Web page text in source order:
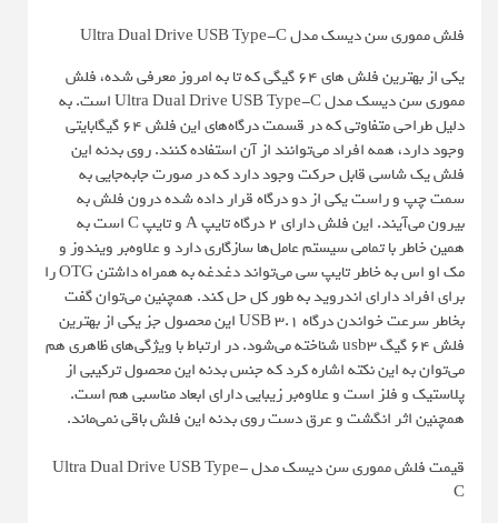
فلش مموری سن دیسک مدل Ultra Dual Drive USB Type-C
یکی از بهترین فلش های 64 گیگی که تا به امروز معرفی شده، فلش
مموری سن دیسک مدل Ultra Dual Drive USB Type-C است. به
دلیل طراحی متفاوتی که در قسمت درگاه‌های این فلش 64 گیگابایتی
وجود دارد، همه افراد می‌توانند از آن استفاده کنند. روی بدنه این
فلش یک شاسی قابل حرکت وجود دارد که در صورت جابه‌جایی به
سمت چپ و راست یکی از دو درگاه قرار داده شده درون فلش به
بیرون می‌آیند. این فلش دارای 2 درگاه تایپ A و تایپ C است به
همین خاطر با تمامی سیستم عامل‌ها سازگاری دارد و علاوه‌بر ویندوز و
مک او اس به خاطر تایپ سی می‌تواند دغدغه به همراه داشتن OTG را
برای افراد دارای اندروید به طور کل حل کند. همچنین می‌توان گفت
بخاطر سرعت خواندن درگاه USB 3.1 این محصول جز یکی از بهترین
فلش 64 گیگ usb3 شناخته می‌شود. در ارتباط با ویژگی‌های ظاهری هم
می‌توان به این نکته اشاره کرد که جنس بدنه این محصول ترکیبی از
پلاستیک و فلز است و علاوه‌بر زیبایی دارای ابعاد مناسبی هم است.
همچنین اثر انگشت و عرق دست روی بدنه این فلش باقی نمی‌ماند.
قیمت فلش مموری سن دیسک مدل Ultra Dual Drive USB Type-
C